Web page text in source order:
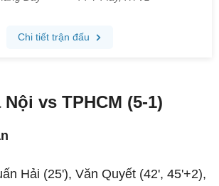
vs TPHCM (5-1)
Hải (25'), Văn Quyết (42', 45'+2),